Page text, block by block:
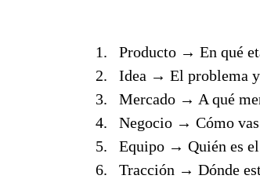
Producto → En qué
Idea → El problema
Mercado → A qué
Negocio → Cómo vas
Equipo → Quién es el
Tracción → Dónde